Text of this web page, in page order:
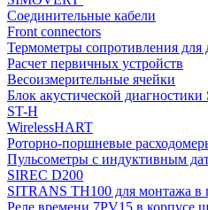
Соединительные кабели
Front connectors
Термометры сопротивления для
Расчет первичных устройств
Весоизмерительные ячейки
Блок акустической
ST-H
WirelessHART
Роторно-поршневые
Пульсометры с индуктивным
SIREC D200
SITRANS TH100 для монтажа в
Реле времени 7PV15 в корпусе